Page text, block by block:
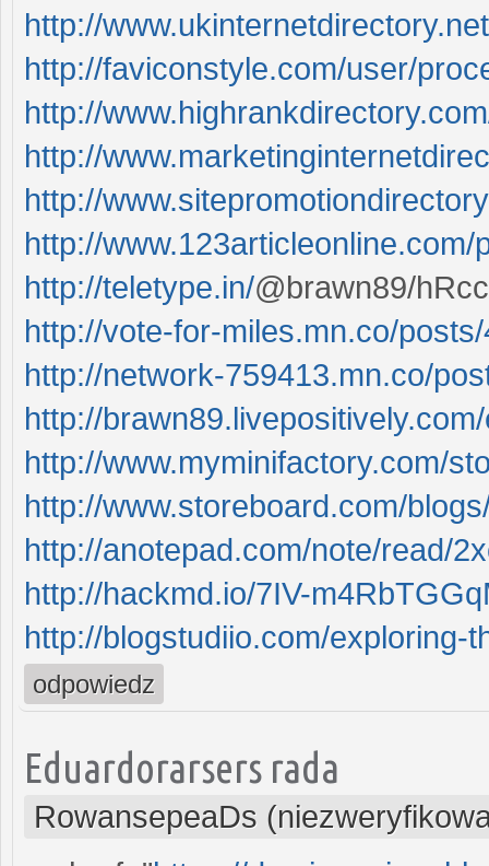
http://
http://faviconstyle.com/user/
http://
http://
http://
http://www.123articleonline.com/
http://teletype.in/@brawn89/
http://vote-for-miles.mn.co/
http://network-759413.mn.co/
http://
http://www.myminifactory.com/
http://www.storeboard.com/
http://anotepad.com/note/read/
http://hackmd.io/7IV-
http://blogstudiio.com/exploring-
odpowiedz
Eduardorarsers rada
RowansepeaDs